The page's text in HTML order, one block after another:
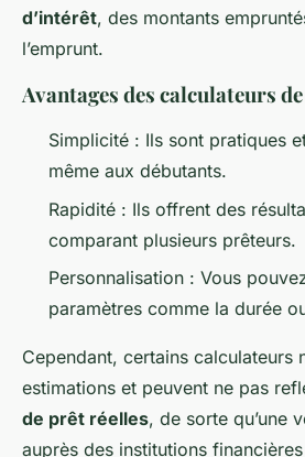
d’intérêt, des montants
l’emprunt.
Avantages des calculateurs
Simplicité : Ils sont pratiques
même aux débutants.
Rapidité : Ils offrent des
comparant plusieurs prêteurs.
Personnalisation : Vous
paramètres comme la durée
Cependant, certains calculateurs
estimations et peuvent ne pas
de prêt réelles, de sorte qu’une
auprès des institutions